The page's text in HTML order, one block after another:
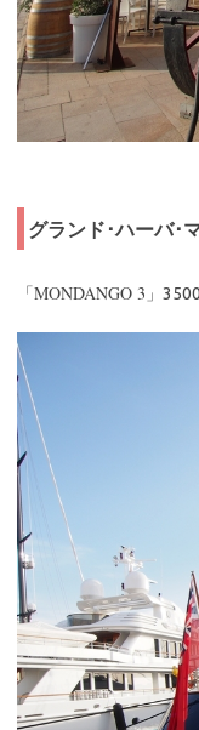
グランド･ハーバ･
「MONDANGO 3 」